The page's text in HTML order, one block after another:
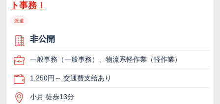
ト事務！
派遣
非公開
一般事務（一般事務）、物流系軽作業（軽作業）
1,250円～ 交通費支給あり
小月 徒歩13分